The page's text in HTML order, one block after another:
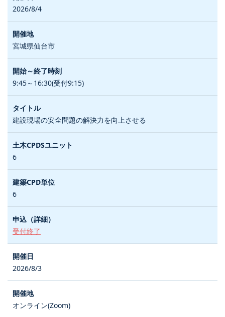
2026/8/4
宮城県仙台市
9:45～16:30(受付9:15)
建設現場の安全問題の解決力を向上させる
6
6
受付終了
2026/8/3
オンライン(Zoom)